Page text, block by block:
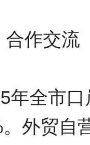
合作交流
年全市
。外贸